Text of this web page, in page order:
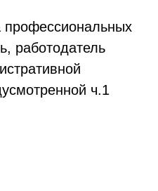
профессиональных
работодатель
ч.1